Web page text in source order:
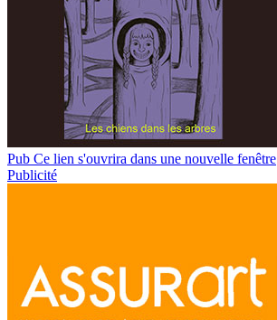
Pub Ce lien s'ouvrira dans une nouvelle fenêtre
Publicité